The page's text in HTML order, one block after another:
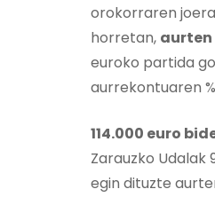
orokorraren
horretan, aurten
euroko partida
aurrekontuaren
114.000 euro
Zarauzko Udalak
egin dituzte